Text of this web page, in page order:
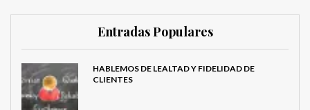
Entradas Populares
HABLEMOS DE LEALTAD Y FIDELIDAD DE
CLIENTES